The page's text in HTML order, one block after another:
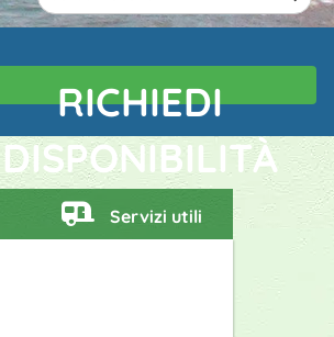
RICHIEDI
DISPONIBILITÀ
Servizi utili